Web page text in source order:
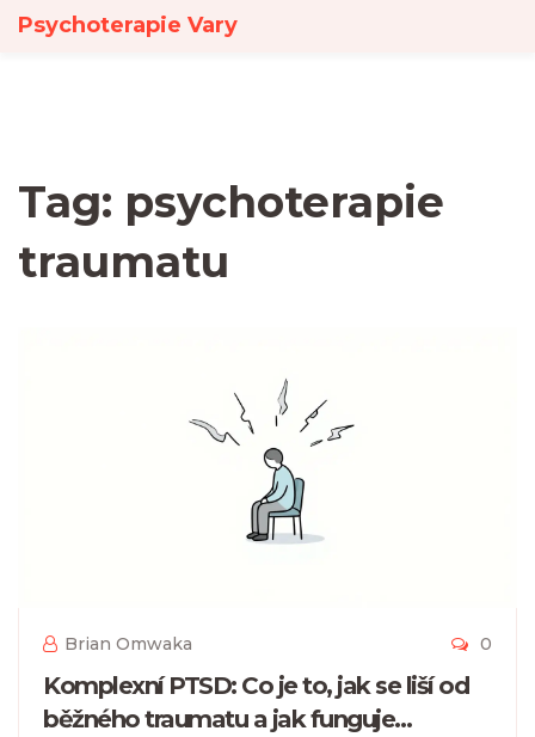
Psychoterapie Vary
Tag: psychoterapie
traumatu
Brian Omwaka 0
Komplexní PTSD: Co je to, jak se liší od
běžného traumatu a jak funguje